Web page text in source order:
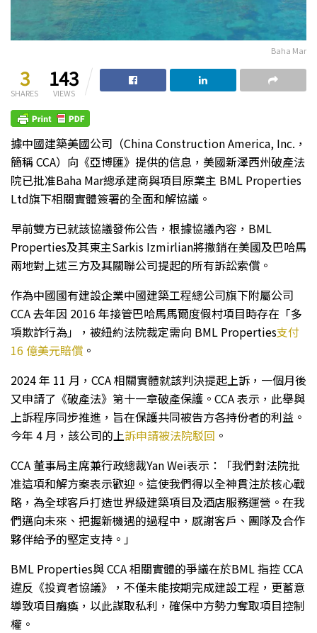
Baha Mar
3
SHARES
143
VIEWS
據中國建築美國公司（China Construction America, Inc.，
簡稱 CCA）向《亞博匯》提供的信息，美國新澤西州破產法
院已批准Baha Mar總承建商與項目原業主 BML Properties
Ltd旗下相關實體簽署的全面和解協議。
早前雙方已就該協議發佈公告，根據協議內容，BML
Properties及其東主Sarkis Izmirlian將撤銷在美國及巴哈馬
兩地對上述三方及其關聯公司提起的所有訴訟索償。
作為中國國有建設企業中國建築工程總公司旗下附屬公司
CCA 去年因 2016 年接管巴哈馬馬爾度假村項目時存在「多
項欺詐行為」，被紐約法院裁定需向 BML Properties支付
16 億美元賠償 。
2024 年 11 月，CCA 相關實體就該判決提起上訴，一個月後
又申請了《破產法》第十一章破產保護。CCA 表示，此舉與
上訴程序同步推進，旨在保護共同被告方各持份者的利益。
今年 4 月，該公司的上訴申請被法院駁回 。
CCA 董事局主席兼行政總裁Yan Wei表示：「我們對法院批
准這項和解方案表示歡迎。這使我們得以全神貫注於核心戰
略，為全球客戶打造世界級建築項目及酒店服務運營。在我
們邁向未來、把握新機遇的過程中，感謝客戶、團隊及合作
夥伴給予的堅定支持。」
BML Properties與 CCA 相關實體的爭議在於BML 指控 CCA
違反《投資者協議》，不僅未能按期完成建設工程，更蓄意
導致項目癱瘓，以此謀取私利，確保中方勢力奪取項目控制
權。